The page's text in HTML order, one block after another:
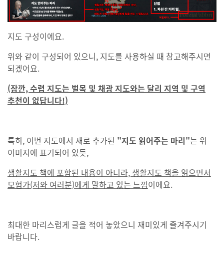
지도 구성이에요.
위와 같이 구성되어 있으니, 지도를 사용하실 때 참고해주시면
되겠어요.
(잠깐, 수렵 지도는 벌목 및 채광 지도와는 달리 지역 및 구역
추천이 없답니다!)
특히, 이번 지도에서 새로 추가된 "지도 읽어주는 마리"는 위
이미지에 표기되어 있듯,
생활지도 책에 포함된 내용이 아니라, 생활지도 책을 읽으면서
모험가(저와 여러분)에게 말하고 있는 느낌이에요.
최대한 마리스럽게 글을 적어 놓았으니 재미있게 즐겨주시기
바랍니다.